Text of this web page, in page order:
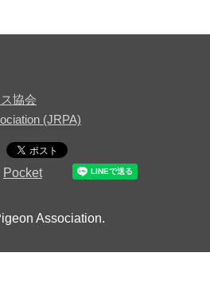
協会
(JRPA)
Pocket
Association.